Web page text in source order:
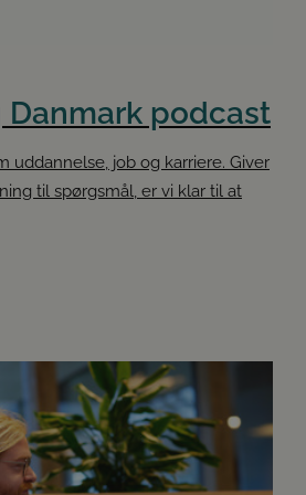
podcast
uddannelse, job og karriere. Giver
til spørgsmål, er vi klar til at